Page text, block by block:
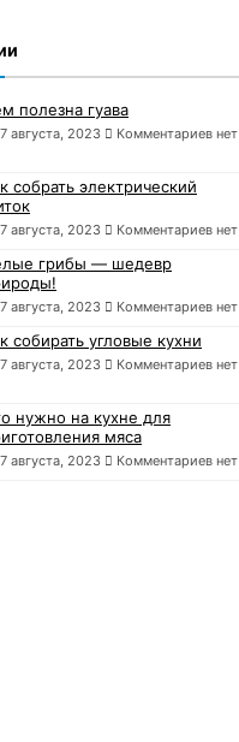
полезна гуава
августа, 2023 Комментариев нет
собрать электрический
августа, 2023 Комментариев нет
грибы — шедевр
августа, 2023 Комментариев нет
собирать угловые кухни
августа, 2023 Комментариев нет
нужно на кухне для
мяса
августа, 2023 Комментариев нет